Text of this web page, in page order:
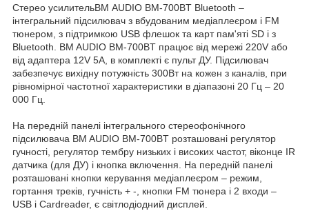
Стерео усилительВМ AUDIO BM-700BT Bluetooth –
інтегральний підсилювач з вбудованим медіаплеєром і FM
тюнером, з підтримкою USB флешок та карт пам'яті SD і з
Bluetooth. BM AUDIO BM-700BT працює від мережі 220V або
від адаптера 12V 5A, в комплекті є пульт ДУ. Підсилювач
забезпечує вихідну потужність 300Вт на кожен з каналів, при
рівномірної частотної характеристики в діапазоні 20 Гц – 20
000 Гц.
На передній панелі інтегрального стереофонічного
підсилювача BM AUDIO BM-700BT розташовані регулятор
гучності, регулятор тембру низьких і високих частот, віконце IR
датчика (для ДУ) і кнопка включення. На передній панелі
розташовані кнопки керування медіаплеєром – режим,
гортання треків, гучність + -, кнопки FM тюнера і 2 входи –
USB і Cardreader, є світлодіодний дисплей.